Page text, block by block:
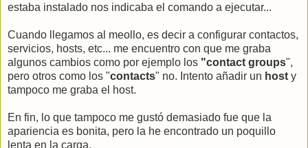
estaba instalado nos indicaba el comando a ejecutar...
Cuando llegamos al meollo, es decir a configurar contactos,
servicios, hosts, etc... me encuentro con que me graba
algunos cambios como por ejemplo los "contact groups",
pero otros como los "contacts" no. Intento añadir un host y
tampoco me graba el host.
En fin, lo que tampoco me gustó demasiado fue que la
apariencia es bonita, pero la he encontrado un poquillo
lenta en la carga.